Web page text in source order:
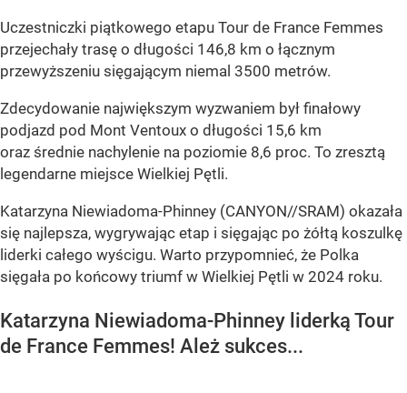
Uczestniczki piątkowego etapu Tour de France Femmes
przejechały trasę o długości 146,8 km o łącznym
przewyższeniu sięgającym niemal 3500 metrów.
Zdecydowanie największym wyzwaniem był finałowy
podjazd pod Mont Ventoux o długości 15,6 km
oraz średnie nachylenie na poziomie 8,6 proc. To zresztą
legendarne miejsce Wielkiej Pętli.
Katarzyna Niewiadoma-Phinney (CANYON//SRAM) okazała
się najlepsza, wygrywając etap i sięgając po żółtą koszulkę
liderki całego wyścigu. Warto przypomnieć, że Polka
sięgała po końcowy triumf w Wielkiej Pętli w 2024 roku.
Katarzyna Niewiadoma-Phinney liderką Tour
de France Femmes! Ależ sukces...